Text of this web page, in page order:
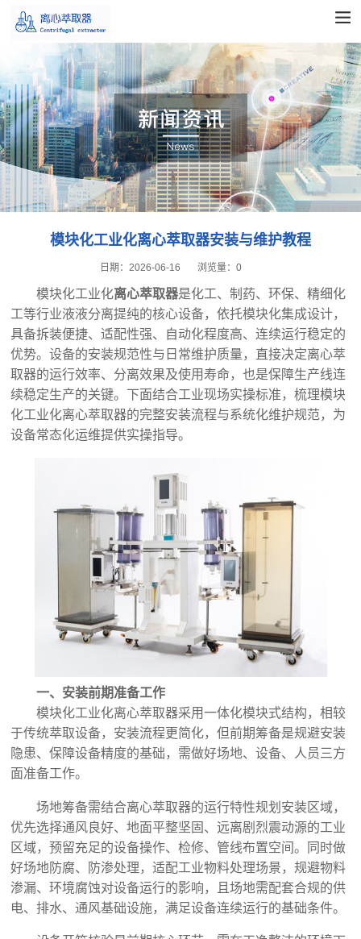
模块化工业化离心萃取器安装与维护教程
2026-06-16
日期： 浏览量：0
模块化工业化离心萃取器是化工、制药、环保、精细化
工等行业液液分离提纯的核心设备，依托模块化集成设计，
具备拆装便捷、适配性强、自动化程度高、连续运行稳定的
优势。设备的安装规范性与日常维护质量，直接决定离心萃
取器的运行效率、分离效果及使用寿命，也是保障生产线连
续稳定生产的关键。下面结合工业现场实操标准，梳理模块
化工业化离心萃取器的完整安装流程与系统化维护规范，为
设备常态化运维提供实操指导。
一、安装前期准备工作
模块化工业化离心萃取器采用一体化模块式结构，相较
于传统萃取设备，安装流程更简化，但前期筹备是规避安装
隐患、保障设备精度的基础，需做好场地、设备、人员三方
面准备工作。
场地筹备需结合离心萃取器的运行特性规划安装区域，
优先选择通风良好、地面平整坚固、远离剧烈震动源的工业
区域，预留充足的设备操作、检修、管线布置空间。同时做
好场地防腐、防渗处理，适配工业物料处理场景，规避物料
渗漏、环境腐蚀对设备运行的影响，且场地需配套合规的供
电、排水、通风基础设施，满足设备连续运行的基础条件。